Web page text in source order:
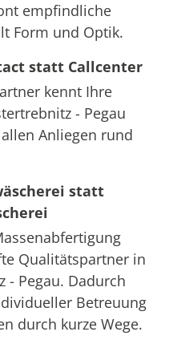
empfindliche
Form und Optik.
statt Callcenter
kennt Ihre
- Pegau
Anliegen rund
statt
Qualitätspartner in
- Pegau. Dadurch
Betreuung
durch kurze Wege.